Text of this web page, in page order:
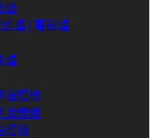
爐
爐 | 電磁爐
爐
油煙機
油煙機
煙機